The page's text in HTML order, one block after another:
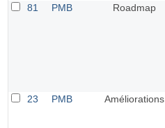
81
PMB Roadmap
23
PMB Améliorations